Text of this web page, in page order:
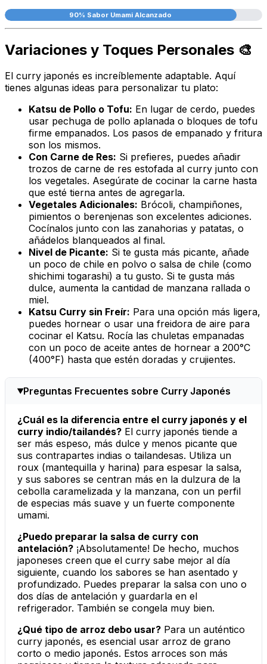
90% Sabor Umami Alcanzado
Variaciones y Toques Personales 🎨
El curry japonés es increíblemente adaptable. Aquí
tienes algunas ideas para personalizar tu plato:
Katsu de Pollo o Tofu: En lugar de cerdo, puedes
usar pechuga de pollo aplanada o bloques de tofu
firme empanados. Los pasos de empanado y fritura
son los mismos.
Con Carne de Res: Si prefieres, puedes añadir
trozos de carne de res estofada al curry junto con
los vegetales. Asegúrate de cocinar la carne hasta
que esté tierna antes de agregarla.
Vegetales Adicionales: Brócoli, champiñones,
pimientos o berenjenas son excelentes adiciones.
Cocínalos junto con las zanahorias y patatas, o
añádelos blanqueados al final.
Nivel de Picante: Si te gusta más picante, añade
un poco de chile en polvo o salsa de chile (como
shichimi togarashi) a tu gusto. Si te gusta más
dulce, aumenta la cantidad de manzana rallada o
miel.
Katsu Curry sin Freír: Para una opción más ligera,
puedes hornear o usar una freidora de aire para
cocinar el Katsu. Rocía las chuletas empanadas
con un poco de aceite antes de hornear a 200°C
(400°F) hasta que estén doradas y crujientes.
Preguntas Frecuentes sobre Curry Japonés
¿Cuál es la diferencia entre el curry japonés y el
curry indio/tailandés? El curry japonés tiende a
ser más espeso, más dulce y menos picante que
sus contrapartes indias o tailandesas. Utiliza un
roux (mantequilla y harina) para espesar la salsa,
y sus sabores se centran más en la dulzura de la
cebolla caramelizada y la manzana, con un perfil
de especias más suave y un fuerte componente
umami.
¿Puedo preparar la salsa de curry con
antelación? ¡Absolutamente! De hecho, muchos
japoneses creen que el curry sabe mejor al día
siguiente, cuando los sabores se han asentado y
profundizado. Puedes preparar la salsa con uno o
dos días de antelación y guardarla en el
refrigerador. También se congela muy bien.
¿Qué tipo de arroz debo usar? Para un auténtico
curry japonés, es esencial usar arroz de grano
corto o medio japonés. Estos arroces son más